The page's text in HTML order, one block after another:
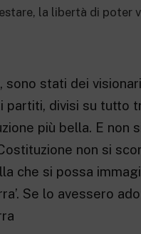
la libertà di poter
sono stati dei
divisi su tutto
più bella. E non
non si
che si possa
Se lo avessero